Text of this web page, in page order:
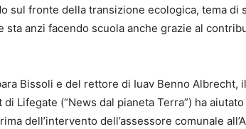
sul fronte della transizione ecologica, tema di
sta anzi facendo scuola anche grazie al
Bissoli e del rettore di Iuav Benno Albrecht,
Lifegate (“News dal pianeta Terra”) ha aiutato
dell’intervento dell’assessore comunale